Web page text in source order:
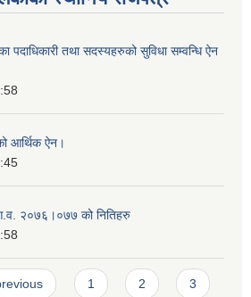
पदाधिकारी तथा सदस्यहरुको सुविधा सम्वन्धि ऐन
आर्थिक ऐन।
२०७६।०७७ को नितिहरु
1 2 3